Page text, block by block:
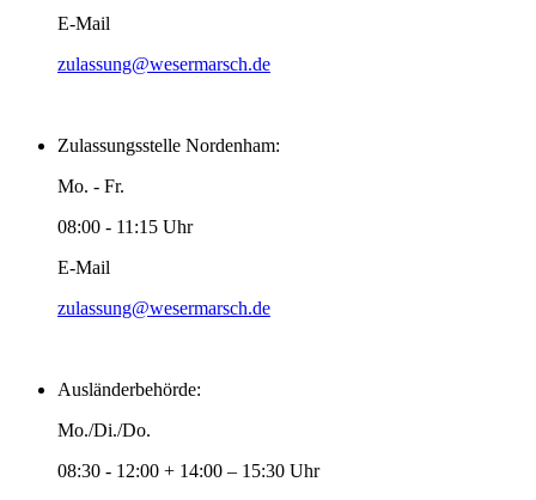
E-Mail
zulassung@wesermarsch.de
Zulassungsstelle Nordenham:
Mo. - Fr.
08:00 - 11:15 Uhr
E-Mail
zulassung@wesermarsch.de
Ausländerbehörde:
Mo./Di./Do.
08:30 - 12:00 + 14:00 – 15:30 Uhr